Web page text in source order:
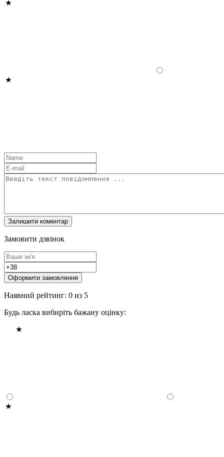
Замовити дзвінок
Оформити замовлення
Наявний рейтинг: 0 из 5
Будь ласка вибиріть бажану оцінку: